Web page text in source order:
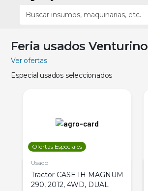
Feria usados Venturino
Ver ofertas
Especial usados seleccionados
Ofertas Especiales
Usado
Tractor CASE IH MAGNUM
290, 2012, 4WD, DUAL